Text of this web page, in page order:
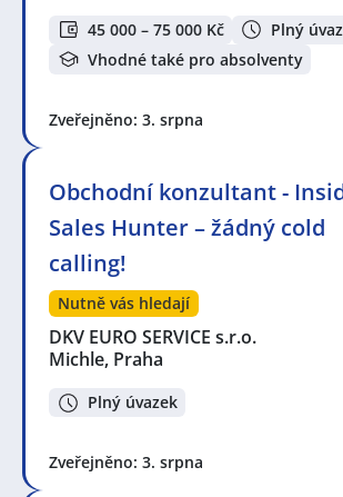
45 000 – 75 000 Kč
Plný
Vhodné také pro absolventy
Zveřejněno: 3. srpna
Obchodní konzultant -
Sales Hunter – žádný cold
calling!
Nutně vás hledají
DKV EURO SERVICE s.r.o.
Michle, Praha
Plný úvazek
Zveřejněno: 3. srpna